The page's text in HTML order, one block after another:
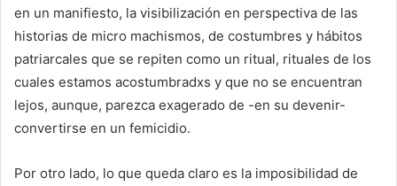
en un manifiesto, la visibilización en perspectiva de las
historias de micro machismos, de costumbres y hábitos
patriarcales que se repiten como un ritual, rituales de los
cuales estamos acostumbradxs y que no se encuentran
lejos, aunque, parezca exagerado de -en su devenir-
convertirse en un femicidio.
Por otro lado, lo que queda claro es la imposibilidad de